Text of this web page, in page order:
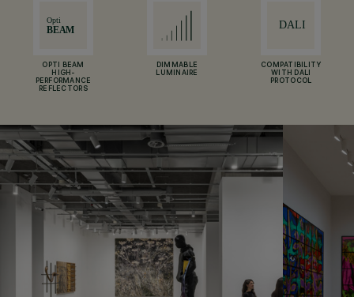
OPTI BEAM
HIGH-
PERFORMANCE
REFLECTORS
DIMMABLE
LUMINAIRE
COMPATIBILITY
WITH DALI
PROTOCOL